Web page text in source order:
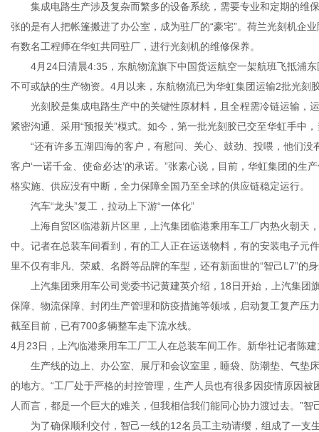
集成电路生产涉及复杂而繁多的设备系统，需要专业和定期的维
张的是有人把帐篷搬进了办公室，成为驻厂的“豪宅”。荷兰光刻机企
有数名工程师在华虹共同驻厂，进行光刻机的维修保养。
4月24日清晨4:35，东航物流旗下中国货运航空一架航班飞抵浦东
不可或缺的生产物资。4月以来，东航物流已为华虹集团运输2批光刻
光刻胶是集成电路生产中的关键性原材料，且全程需冷链运输，
紧密沟通、采用“预报关”模式。如今，第一批光刻胶已交至华虹手中
“还有许多五湖四海的客户，有慰问、关心、鼓劲、投喂，他们没
客户‘一诺千金、使命必达’的承诺。”张素心说，目前，华虹集团的
格实施、供应没有中断，全力保障全国乃至全球的供应链稳定运行。
汽车“龙头”复工，拉动上下游“一体化”
上海自贸区临港新片区里，上汽集团临港乘用车工厂内热火朝天
中。记者在总装车间看到，有的工人正在运送物料，有的安装电子元
里不仅有非凡、荣威、名爵等品牌的车型，还有新面世的“智己L7”的
上汽集团乘用车公司党委书记黄建英介绍，18日开始，上汽集团
保障、物流保障、封闭生产管理和防疫措施等领域，启动复工复产压
截至目前，已有700多辆整车走下流水线。
4月23日，上汽临港乘用车工厂工人在总装车间工作。新华社记者陈建
生产线的边上、办公室、展厅和会议室里，睡袋、防潮垫、气垫
的地方。“工厂处于严格的封控管理，生产人员也有很多因疫情原因
人而言，都是一个巨大的难关，但我相信我们能同心协力渡过去。”
为了确保顺利交付，智己一线的12名员工主动请缨，组成了一支